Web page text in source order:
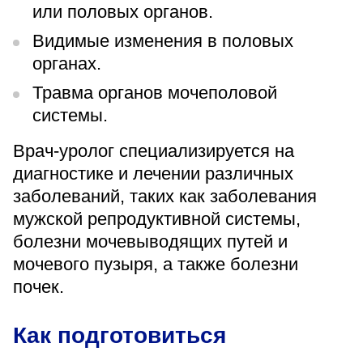
или половых органов.
Видимые изменения в половых
органах.
Травма органов мочеполовой
системы.
Врач-уролог специализируется на
диагностике и лечении различных
заболеваний, таких как заболевания
мужской репродуктивной системы,
болезни мочевыводящих путей и
мочевого пузыря, а также болезни
почек.
Как подготовиться